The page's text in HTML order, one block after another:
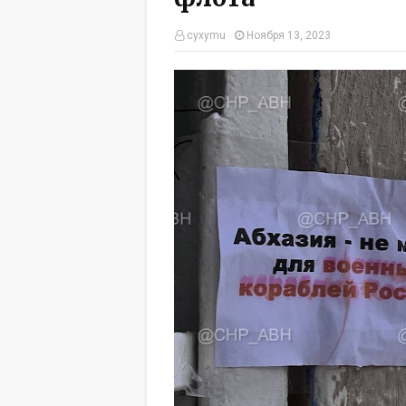
cyxymu Ноября 13, 2023